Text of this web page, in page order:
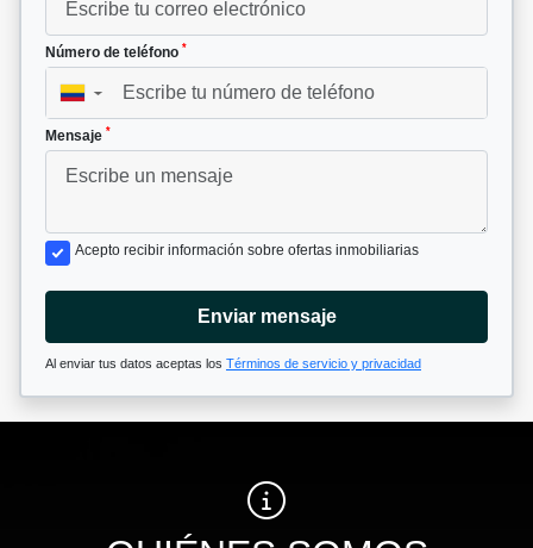
Número de teléfono *
▼
Mensaje *
Acepto recibir información sobre ofertas inmobiliarias
Enviar mensaje
Al enviar tus datos aceptas los Términos de servicio y privacidad